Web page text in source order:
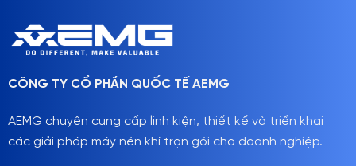
CÔNG TY CỔ PHẦN QUỐC TẾ AEMG
AEMG chuyên cung cấp linh kiện, thiết kế và triển khai
các giải pháp máy nén khí trọn gói cho doanh nghiệp.